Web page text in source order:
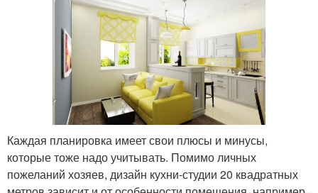
Каждая планировка имеет свои плюсы и минусы,
которые тоже надо учитывать. Помимо личных
пожеланий хозяев, дизайн кухни-студии 20 квадратных